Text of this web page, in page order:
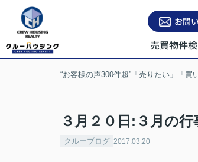
お問
売買物件
“お客様の声300件超”「売りたい」「
３月２０日:３月の行
クルーブログ 2017.03.20